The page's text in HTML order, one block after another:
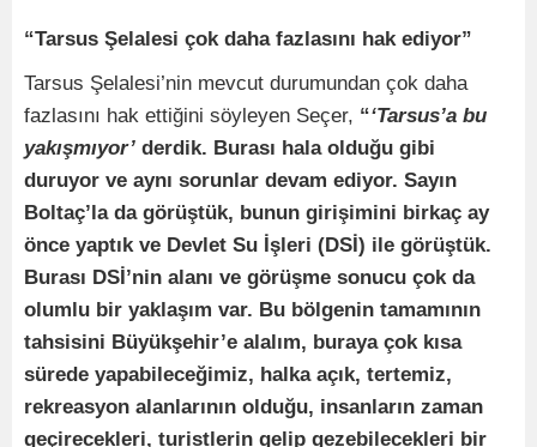
“Tarsus Şelalesi çok daha fazlasını hak ediyor”
Tarsus Şelalesi’nin mevcut durumundan çok daha
fazlasını hak ettiğini söyleyen Seçer, “‘Tarsus’a bu
yakışmıyor’ derdik. Burası hala olduğu gibi
duruyor ve aynı sorunlar devam ediyor. Sayın
Boltaç’la da görüştük, bunun girişimini birkaç ay
önce yaptık ve Devlet Su İşleri (DSİ) ile görüştük.
Burası DSİ’nin alanı ve görüşme sonucu çok da
olumlu bir yaklaşım var. Bu bölgenin tamamının
tahsisini Büyükşehir’e alalım, buraya çok kısa
sürede yapabileceğimiz, halka açık, tertemiz,
rekreasyon alanlarının olduğu, insanların zaman
geçirecekleri, turistlerin gelip gezebilecekleri bir